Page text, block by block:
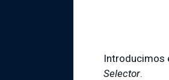
Introducimos
Selector.